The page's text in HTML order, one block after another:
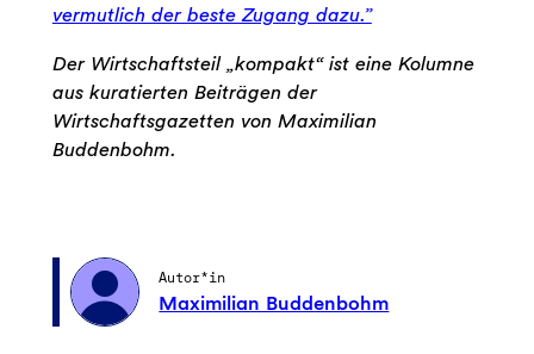
vermutlich der beste Zugang dazu.”
Der Wirtschaftsteil „kompakt“ ist eine Kolumne
aus kuratierten Beiträgen der
Wirtschaftsgazetten von Maximilian
Buddenbohm.
Autor*in
Maximilian Buddenbohm